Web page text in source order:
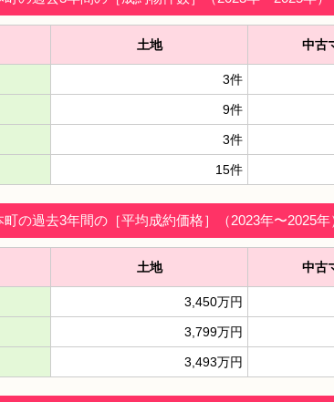
土地 中古
3件
9件
3件
15件
の過去3年間の［平均成約価格］（2023年〜2025年
土地 中古
3,450万円
3,799万円
3,493万円